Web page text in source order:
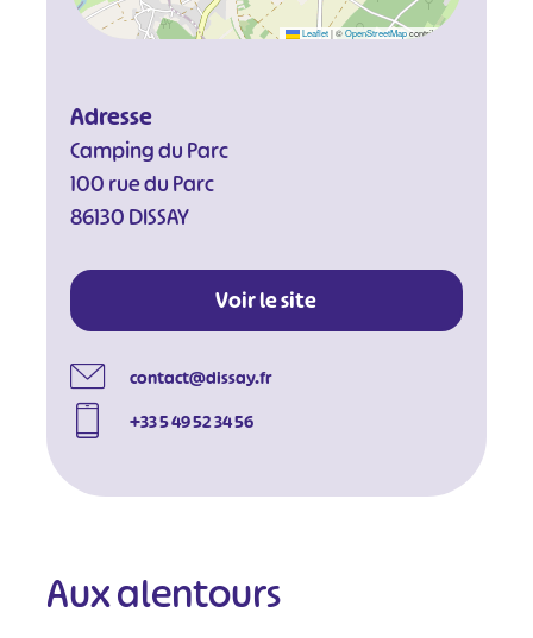
Leaflet |©OpenStreetMapcontributors
Adresse
Camping du Parc
100 rue du Parc
86130 DISSAY
Voir le site
contact@dissay.fr
+33 5 49 52 34 56
Aux alentours